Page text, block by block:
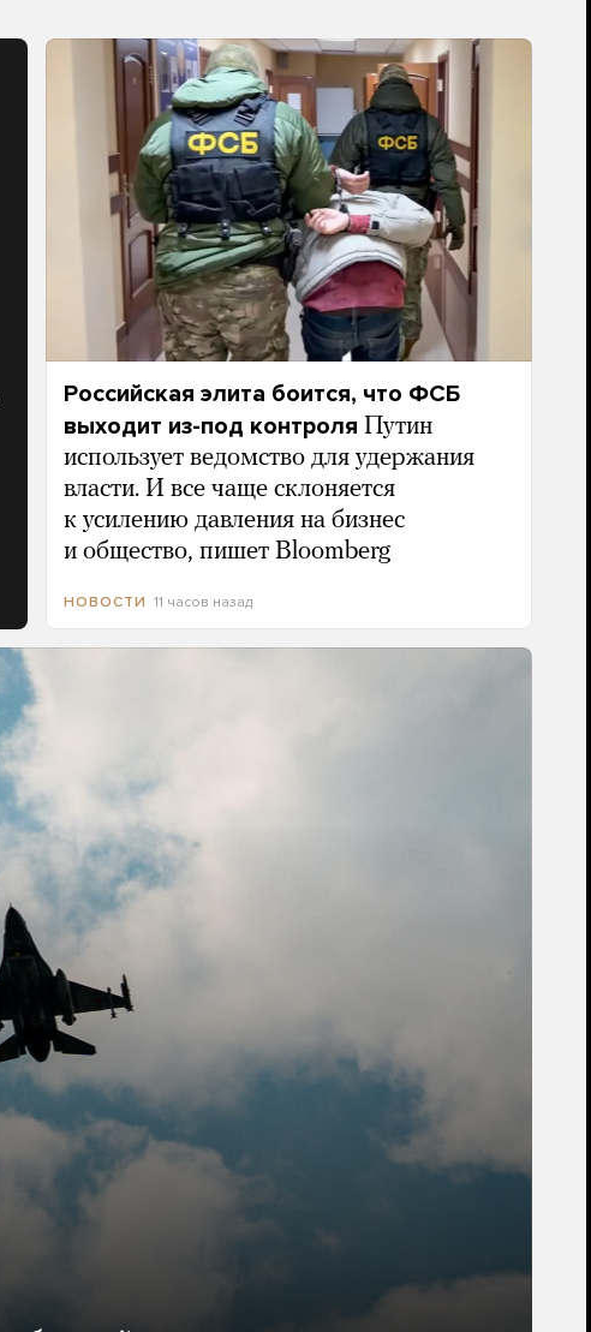
Российская элита боится, что ФСБ
выходит из-под контроля Путин
использует ведомство для удержания
власти. И все чаще склоняется
к усилению давления на бизнес
и общество, пишет Bloomberg
НОВОСТИ 11 часов назад